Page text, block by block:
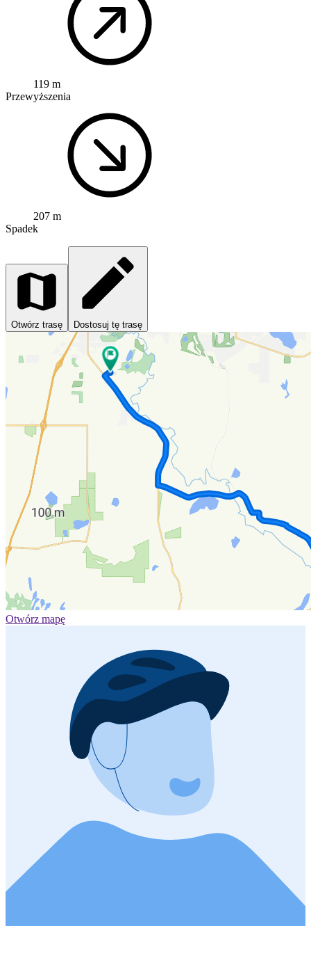
119 m
Przewyższenia
207 m
Spadek
Otwórz trasę Dostosuj tę trasę
Otwórz mapę